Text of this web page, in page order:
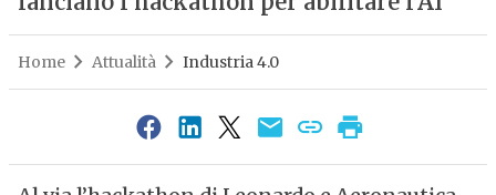
Home Attualità Industria 4.0